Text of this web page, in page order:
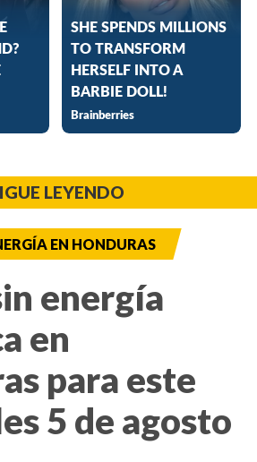
LEYENDO
EN HONDURAS
energía
en
para este
5 de agosto